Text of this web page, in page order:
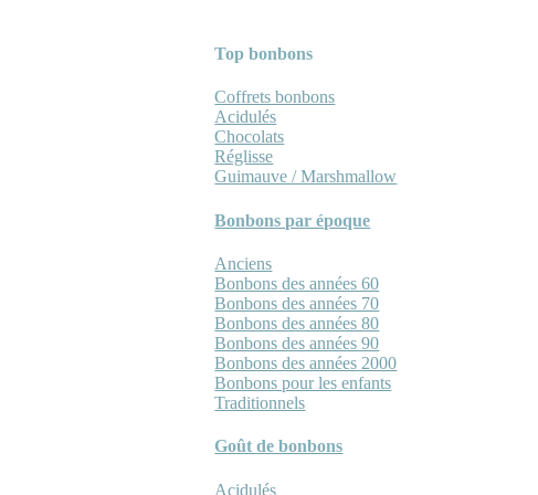
Top bonbons
Coffrets bonbons
Acidulés
Chocolats
Réglisse
Guimauve / Marshmallow
Bonbons par époque
Anciens
Bonbons des années 60
Bonbons des années 70
Bonbons des années 80
Bonbons des années 90
Bonbons des années 2000
Bonbons pour les enfants
Traditionnels
Goût de bonbons
Acidulés